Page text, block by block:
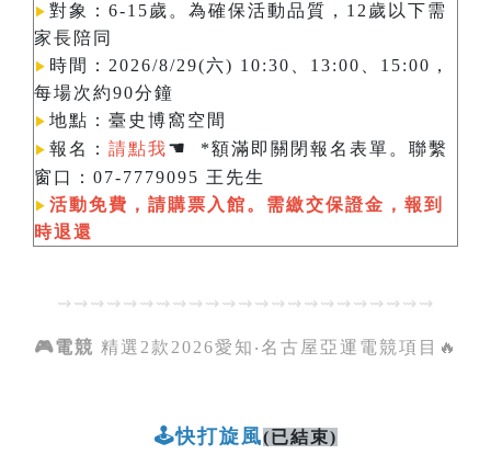
▶︎ 對象：6-15歲。為確保活動品質，12歲以下需
家長陪同
▶︎ 時間：2026/8/29(六) 10:30、13:00、15:00，
每場次約90分鐘
▶︎ 地點：臺史博窩空間
▶︎ 報名： 請點我☚
*額滿即關閉報名表單。聯繫
窗口：07-7779095 王先生
▶︎ 活動免費，請購票入館。需繳交保證金，報到
時退還
⇝⇝⇝⇝⇝⇝⇝⇝⇝⇝⇝⇝⇝⇝⇝⇝⇝⇝⇝⇝⇝⇝⇝
🎮電競 精選2款2026愛知‧名古屋亞運電競項目🔥
🕹️快打旋風(已結束)